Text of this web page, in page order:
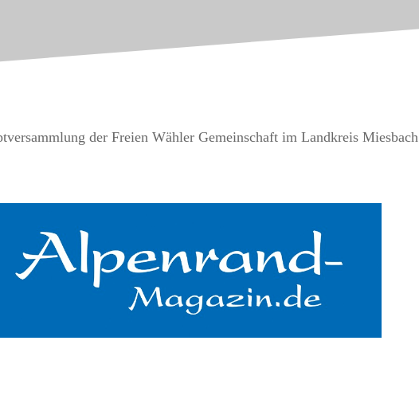
der Freien Wähler Gemeinschaft im Landkreis Miesbach